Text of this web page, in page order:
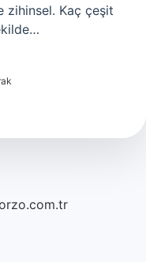
zihinsel. Kaç çeşit